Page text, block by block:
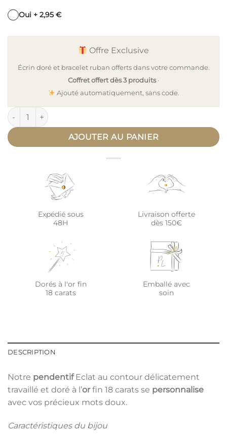
Oui + 2,95 €
Offre Exclusive
Écrin doré et bracelet ruban offerts dans votre commande.
Coffret offert dès 3 produits·
Ajouté automatiquement, sans code.
quantité de Collier personnalisé médaille or éclat ÉPURE
AJOUTER AU PANIER
Expédié sous
48H
Livraison offerte
dès 150€
Dorés à l'or fin
18 carats
Emballé avec
soin
DESCRIPTION
Notre pendentifEclat au contour délicatement
travaillé et doré à l’orfin 18 carats se personnalise
avec vos précieux mots doux.
Caractéristiques du bijou